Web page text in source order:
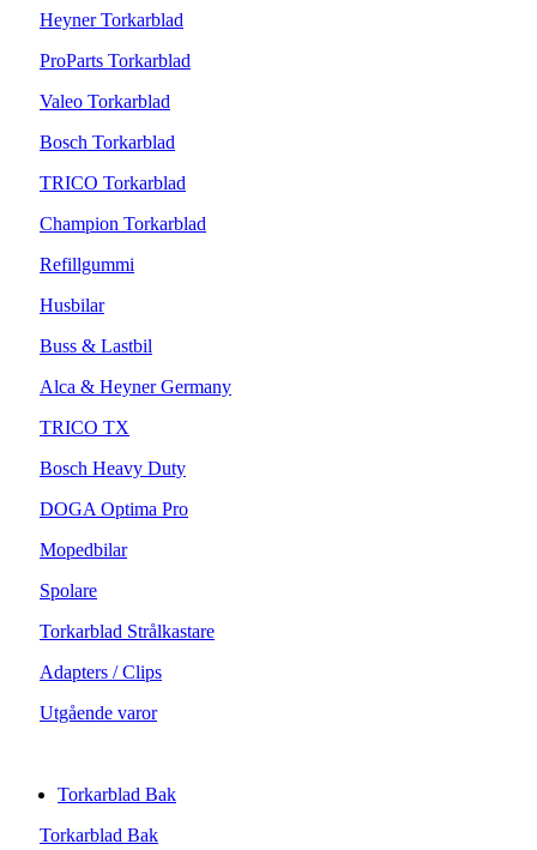
Heyner Torkarblad
ProParts Torkarblad
Valeo Torkarblad
Bosch Torkarblad
TRICO Torkarblad
Champion Torkarblad
Refillgummi
Husbilar
Buss & Lastbil
Alca & Heyner Germany
TRICO TX
Bosch Heavy Duty
DOGA Optima Pro
Mopedbilar
Spolare
Torkarblad Strålkastare
Adapters / Clips
Utgående varor
Torkarblad Bak
Torkarblad Bak